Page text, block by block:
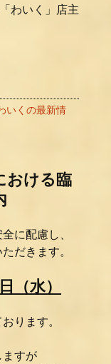
わいく」店主
いくの最新情
おける臨
に配慮し、
だきます。
（水）
ります。
ますが